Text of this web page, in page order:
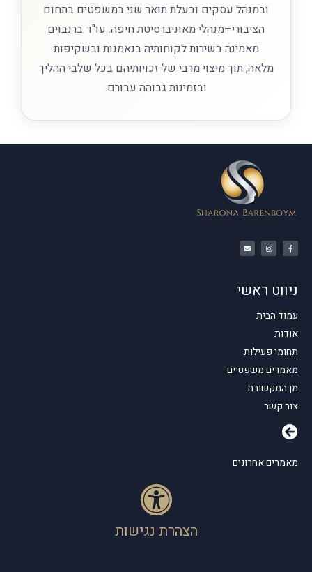
ובמנהל עסקים ובעלת תואר שני במשפטים בתחום
הציבורי–מנהלי מאוניברסיטת חיפה. עו"ד ברנבוים
מאמינה בשירות לקוחותיה בנאמנות ובשקיפות
מלאה, תוך מיצוי מרבי של זכויותיהם בכל שלבי ההליך
ובזמינות גבוהה עבורם.
ניווט ראשי
עמוד הבית
אודות
תחומי פעילות
מאמרים משפטיים
מן התקשורת
צור קשר
מאמרים אחרונים
הצהרת נגישות